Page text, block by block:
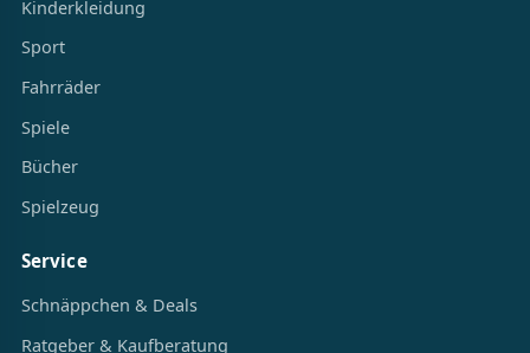
Damen
Herren
Kinderkleidung
Sport
Fahrräder
Spiele
Bücher
Service